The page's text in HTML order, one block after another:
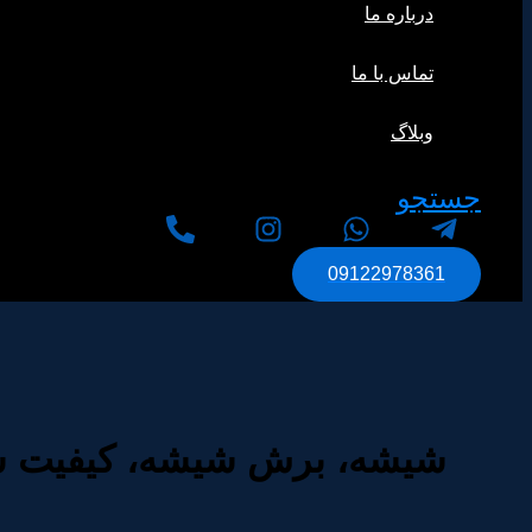
درباره ما
تماس با ما
وبلاگ
جستجو
09122978361
شیشه، برش شیشه، کیفیت